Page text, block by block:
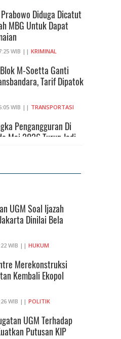
Diduga Dicatut
MBG Untuk Dapat
WIB || KRIMINAL
M-Soetta Ganti
Tarif Dipatok
WIB || TRANSPORTASI
Pengangguran Di
Mei 2026 Turun Jadi
WIB ||
WIB ||MAKRO/MIKRO
Dan Simposium
Centre Hasilkan
Barat
WIB ||MAKRO/MIKRO
UGM Soal Ijazah
Dinilai Bela
WIB || HUKUM
Merekonstruksi
Kembali Ekopol
WIB || POLITIK
UGM Terhadap
Putusan KIP